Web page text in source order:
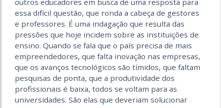
essa difícil questão, que ronda a cabeça de gestores
e professores. É uma indagação que resulta das
pressões que hoje incidem sobre as instituições de
ensino. Quando se fala que o país precisa de mais
empreendedores, que falta inovação nas empresas,
que os avanços tecnológicos são tímidos, que faltam
pesquisas de ponta, que a produtividade dos
profissionais é baixa, todos se voltam para as
universidades. São elas que deveriam solucionar